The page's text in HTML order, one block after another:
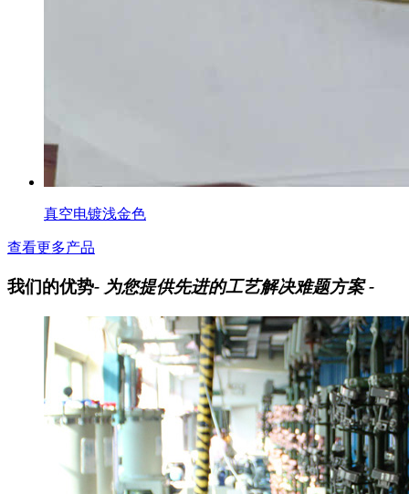
真空电镀浅金色
查看更多产品
我们的优势- 为您提供先进的工艺解决难题方案 -